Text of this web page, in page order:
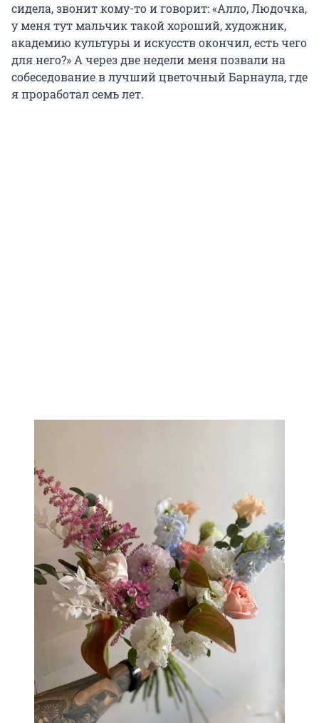
сидела, звонит кому-то и говорит: «Алло, Людочка,
у меня тут мальчик такой хороший, художник,
академию культуры и искусств окончил, есть чего
для него?» А через две недели меня позвали на
собеседование в лучший цветочный Барнаула, где
я проработал семь лет.